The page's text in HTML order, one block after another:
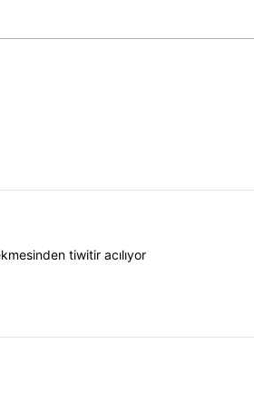
tiwitir acılıyor